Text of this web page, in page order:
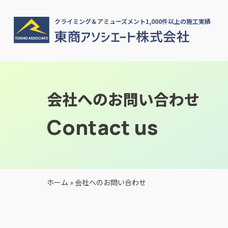
クライミング＆アミューズメント1,000件以上の施工実績
会社へのお問い合わせ
Contact us
ホーム » 会社へのお問い合わせ